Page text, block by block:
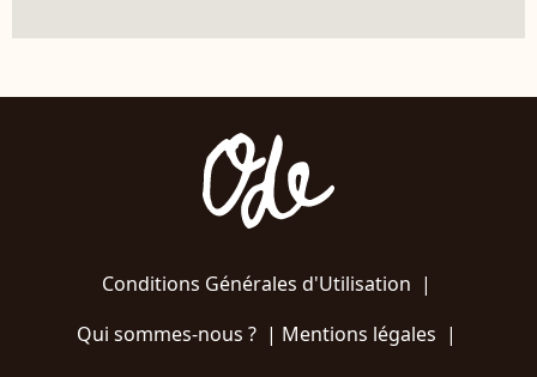
Conditions Générales d'Utilisation |
Qui sommes-nous ?| Mentions légales |